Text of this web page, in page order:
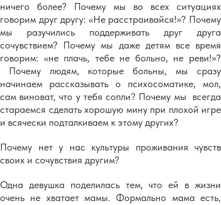
ничего более? Почему мы во всех ситуациях
говорим друг другу: «Не расстраивайся!»? Почему
мы разучились поддерживать друг друга
сочувствием? Почему мы даже детям все время
говорим: «не плачь, тебе не больно, не реви!»?
Почему людям, которые больны, мы сразу
начинаем рассказывать о психосоматике, мол,
сам виноват, что у тебя сопли? Почему мы всегда
стараемся сделать хорошую мину при плохой игре
и всячески подталкиваем к этому других?
Почему нет у нас культуры проживания чувств
своих и сочувствия другим?
Одна девушка поделилась тем, что ей в жизни
очень не хватает мамы. Формально мама есть,